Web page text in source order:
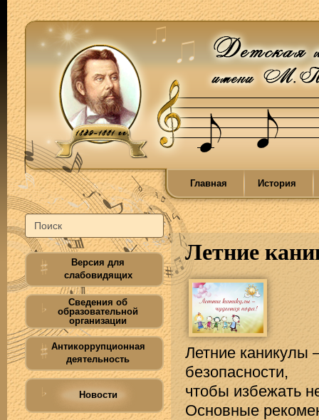
Главная История
Версия для
слабовидящих
Сведения об
образовательной
организации
Антикоррупционная
деятельность
Новости
Летние
Летние каникулы
безопасности,
чтобы избежать
Основные